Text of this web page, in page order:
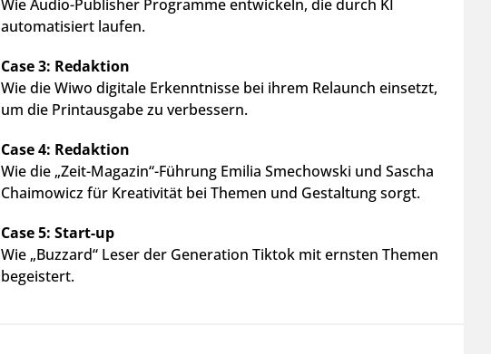
Wie Audio-Publisher Programme entwickeln, die durch KI
automatisiert laufen.
Case 3: Redaktion
Wie die Wiwo digitale Erkenntnisse bei ihrem Relaunch einsetzt,
um die Printausgabe zu verbessern.
Case 4: Redaktion
Wie die „Zeit-Magazin“-Führung Emilia Smechowski und Sascha
Chaimowicz für Kreativität bei Themen und Gestaltung sorgt.
Case 5: Start-up
Wie „Buzzard“ Leser der Generation Tiktok mit ernsten Themen
begeistert.